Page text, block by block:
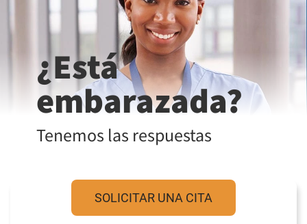
¿Está
embarazada?
Tenemos las respuestas
SOLICITAR UNA CITA